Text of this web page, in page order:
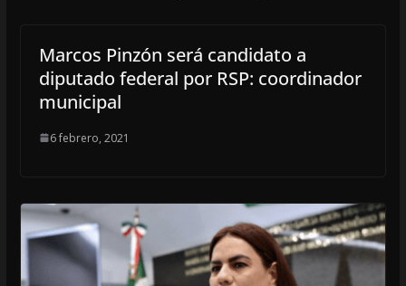
Marcos Pinzón será candidato a
diputado federal por RSP: coordinador
municipal
6 febrero, 2021